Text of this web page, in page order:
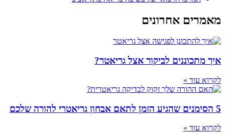
אחרונים
לביקור אצל גריאטר?
»
»